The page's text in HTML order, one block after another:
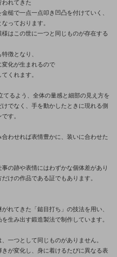
れてきた
槌で一点一点叩き凹凸を付けていく、
っております。
はこの世に一つと同じものが存在する
徴となり、
化が生まれるので
くれます。
るよう、全体の量感と細部の見え方を
でなく、手を動かしたときに現れる側
す。
わせれば表情豊かに、装いに合わせた
の跡や表情にはわずかな個体差があり
けの作品である証でもあります。
れてきた「鎚目打ち」の技法を用い、
生み出す鍛造製法で制作しています。
一つとして同じものがありません。
が変化し、身に着けるたびに異なる表